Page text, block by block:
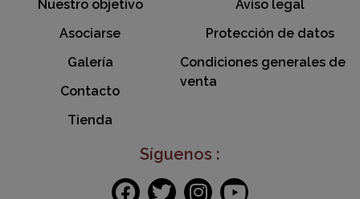
Nuestro objetivo
Asociarse
Galería
Contacto
Tienda
Aviso legal
Protección de datos
Condiciones generales de
venta
Síguenos :